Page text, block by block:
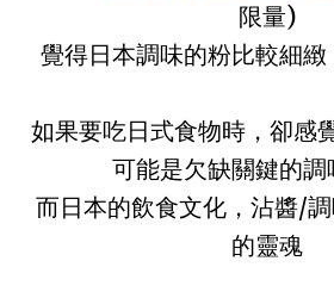
限量)
覺得日本調味的粉比較細緻
如果要吃日式食物時，卻感
可能是欠缺關鍵的調
而日本的飲食文化，沾醬/
的靈魂